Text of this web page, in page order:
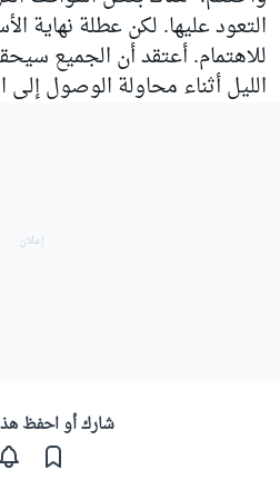
التعود عليها. لكن عطلة نهاية
للاهتمام. أعتقد أن الجميع
الليل أثناء محاولة الوصول إلى
شارك أو احفظ